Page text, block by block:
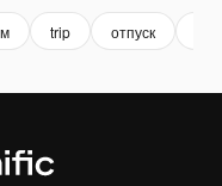
trip отпуск